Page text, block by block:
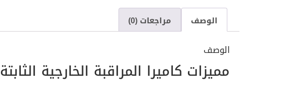
الوصف مراجعات (0)
الوصف
مميزات كاميرا المراقبة الخارجية الثابتة Ezviz LC3: